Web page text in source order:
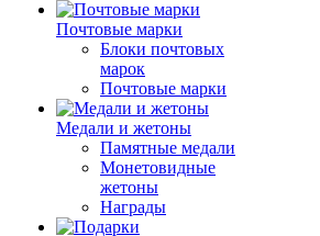
Почтовые марки
Блоки почтовых
марок
Почтовые марки
Медали и жетоны
Памятные медали
Монетовидные
жетоны
Награды